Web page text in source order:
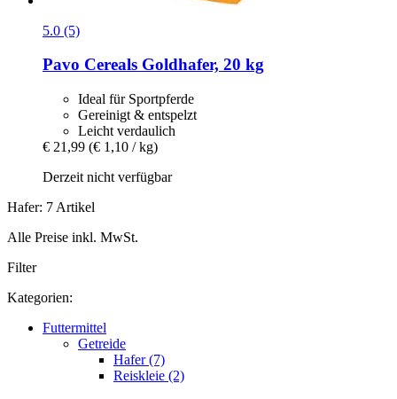
5.0 (5)
Pavo Cereals Goldhafer, 20 kg
Ideal für Sportpferde
Gereinigt & entspelzt
Leicht verdaulich
€ 21,99 (€ 1,10 / kg)
Derzeit nicht verfügbar
Hafer: 7 Artikel
Alle Preise inkl. MwSt.
Filter
Kategorien:
Futtermittel
Getreide
Hafer (7)
Reiskleie (2)